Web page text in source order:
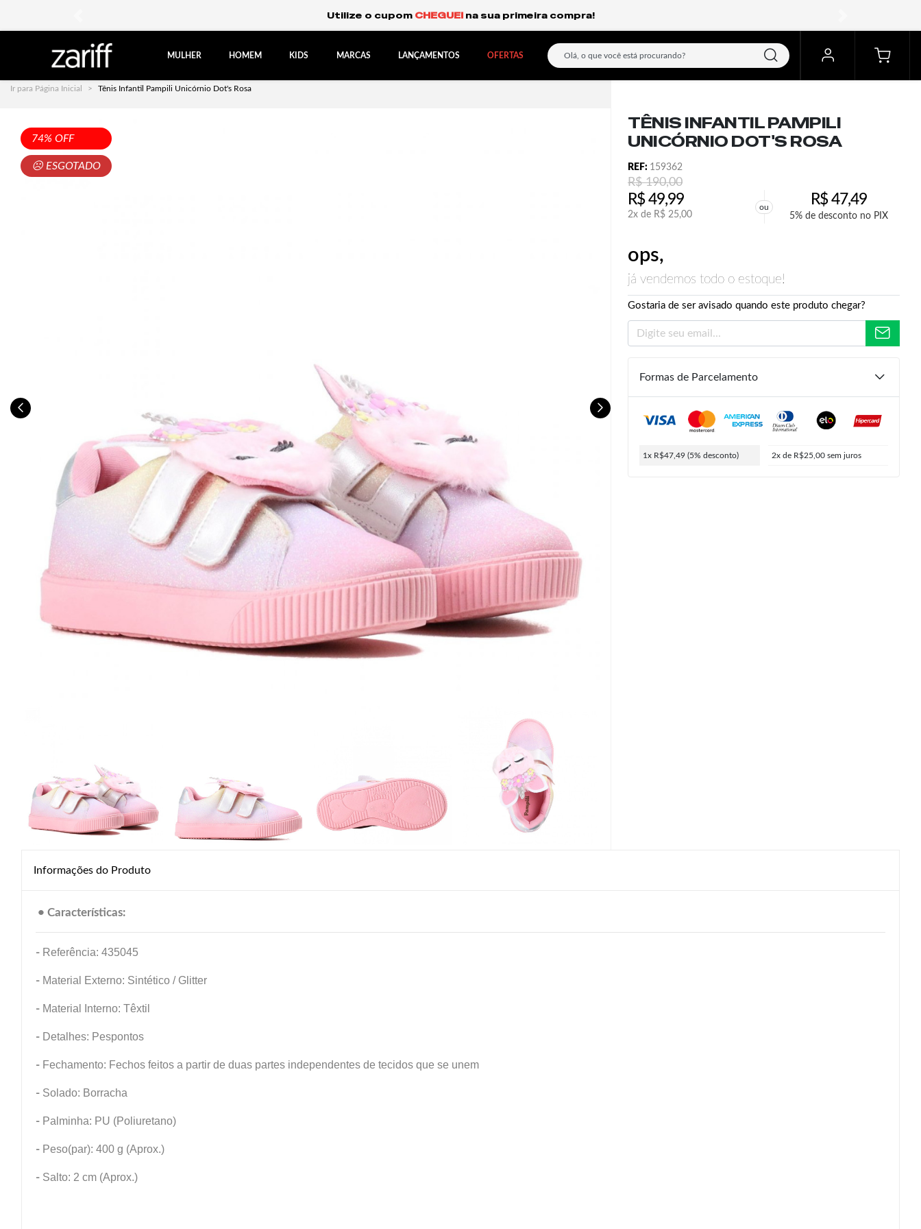
Frete Grátis Expresso para o Sul e São Paulo.
MULHER HOMEM KIDS MARCAS LANÇAMENTOS OFERTAS
Ir para Página Inicial Tênis Infantil Pampili Unicórnio Dot's Rosa
74% OFF
☹ ESGOTADO
TÊNIS INFANTIL PAMPILI
UNICÓRNIO DOT'S ROSA
REF: 159362
R$190,00
R$49,99
2x de R$ 25,00
ou R$47,49
5% de desconto no PIX
ops,
já vendemos todo o estoque!
Gostaria de ser avisado quando este produto chegar?
190,00
R$ 25,00
47,49
5% de desconto no PIX
Formas de Parcelamento
1x R$47,49 (5% desconto) 2x de R$25,00 sem juros
Informações do Produto
• Características:
- Referência: 435045
- Material Externo: Sintético / Glitter
- Material Interno: Têxtil
- Detalhes: Pespontos
- Fechamento: Fechos feitos a partir de duas partes independentes de tecidos que se unem
- Solado: Borracha
- Palminha: PU (Poliuretano)
- Peso(par): 400 g (Aprox.)
- Salto: 2 cm (Aprox.)